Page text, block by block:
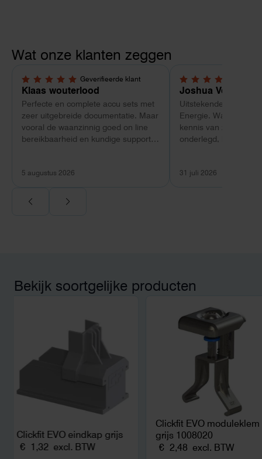
Wat onze klanten zeggen
Geverifieerde klant
5,0 van 5 sterren
Klaas wouterlood
Perfecte en complete accu sets met
zeer uitgebreide documentatie. Maar
vooral de waanzinnig goed on line
bereikbaarheid en kundige support
5 augustus 2026
5,0 van 5 sterren
Joshua Verdonk
Uitstekende ervaring
Energie. Wat vooral
kennis van zaken:
onderlegd, heldere
Ook de nazorg is
noodstroom voor de
zonnepanelen. Een
netcongestie.
31 juli 2026
Bekijk soortgelijke producten
Clickfit EVO eindkap grijs
€ 1,32 excl. BTW
Clickfit EVO moduleklem
grijs 1008020
€ 2,48 excl. BTW